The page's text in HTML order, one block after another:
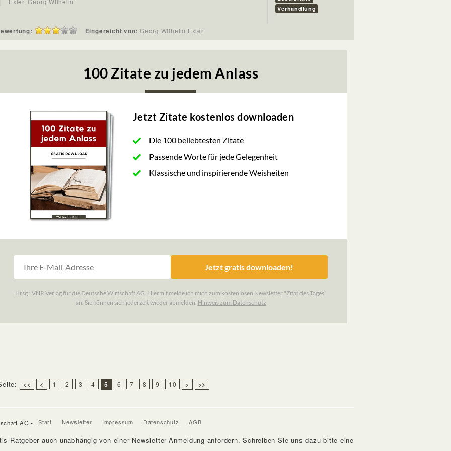
Verhandlung
Eingereicht von: Georg Wilhelm Exler
<< < 1 2 3 4 5 6 7 8 9 10 > >>
AG • Start Newsletter Impressum Datenschutz AGB
Ratgeber auch unabhängig von einer Newsletter-Anmeldung anfordern. Schreiben Sie uns dazu bitte eine